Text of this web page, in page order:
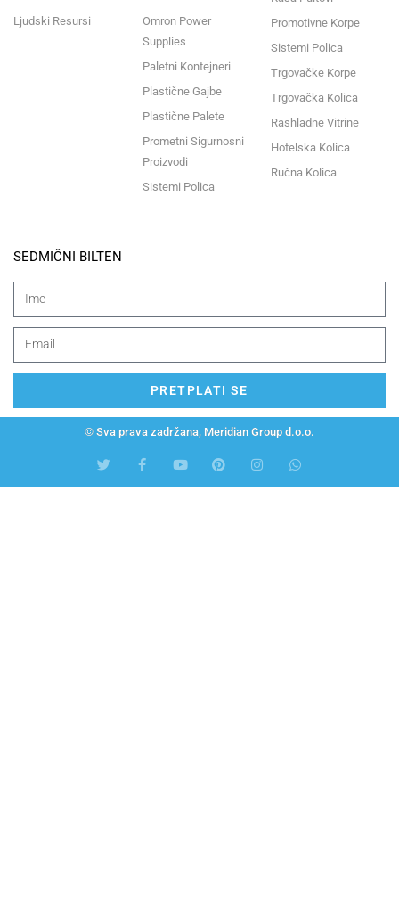
Ljudski Resursi
Omron Power
Supplies
Paletni Kontejneri
Plastične Gajbe
Plastične Palete
Prometni Sigurnosni
Proizvodi
Sistemi Polica
Promotivne Korpe
Sistemi Polica
Trgovačke Korpe
Trgovačka Kolica
Rashladne Vitrine
Hotelska Kolica
Ručna Kolica
SEDMIČNI BILTEN
PRETPLATI SE
© Sva prava zadržana, Meridian Group d.o.o.